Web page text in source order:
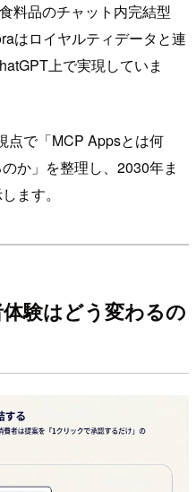
料品のチャット内完結型
はロイヤルティデータと連
上で実現していま
点で「MCP Appsとは何
か」を整理し、2030年ま
ます。
験はどう変わるの